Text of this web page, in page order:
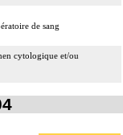
de sang
cytologique et/ou